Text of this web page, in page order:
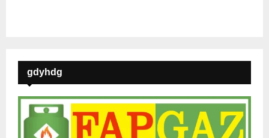
gdyhdg